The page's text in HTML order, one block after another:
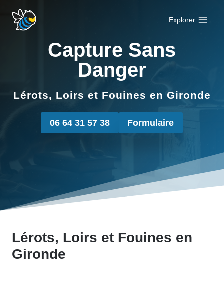
contenu
Explorer
Capture Sans
Danger
Lérots, Loirs et Fouines en Gironde
06 64 31 57 38 Formulaire
Lérots, Loirs et Fouines en
Gironde